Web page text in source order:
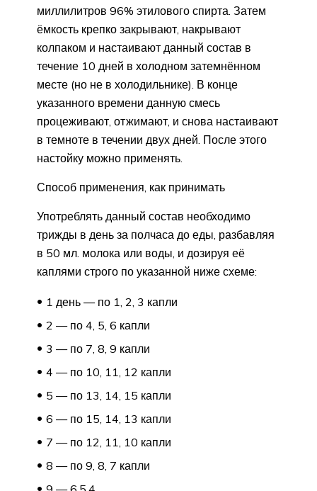
миллилитров 96% этилового спирта. Затем
ёмкость крепко закрывают, накрывают
колпаком и настаивают данный состав в
течение 10 дней в холодном затемнённом
месте (но не в холодильнике). В конце
указанного времени данную смесь
процеживают, отжимают, и снова настаивают
в темноте в течении двух дней. После этого
настойку можно применять.
Способ применения, как принимать
Употреблять данный состав необходимо
трижды в день за полчаса до еды, разбавляя
в 50 мл. молока или воды, и дозируя её
каплями строго по указанной ниже схеме:
1 день — по 1, 2, 3 капли
2 — по 4, 5, 6 капли
3 — по 7, 8, 9 капли
4 — по 10, 11, 12 капли
5 — по 13, 14, 15 капли
6 — по 15, 14, 13 капли
7 — по 12, 11, 10 капли
8 — по 9, 8, 7 капли